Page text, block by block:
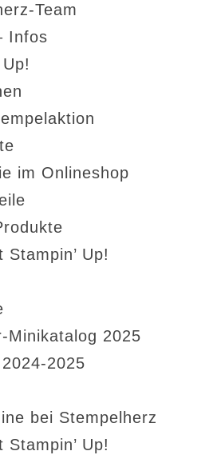
Team
Infos
im Onlineshop
Up!
Minikatalog 2025
2025
bei Stempelherz
Up!